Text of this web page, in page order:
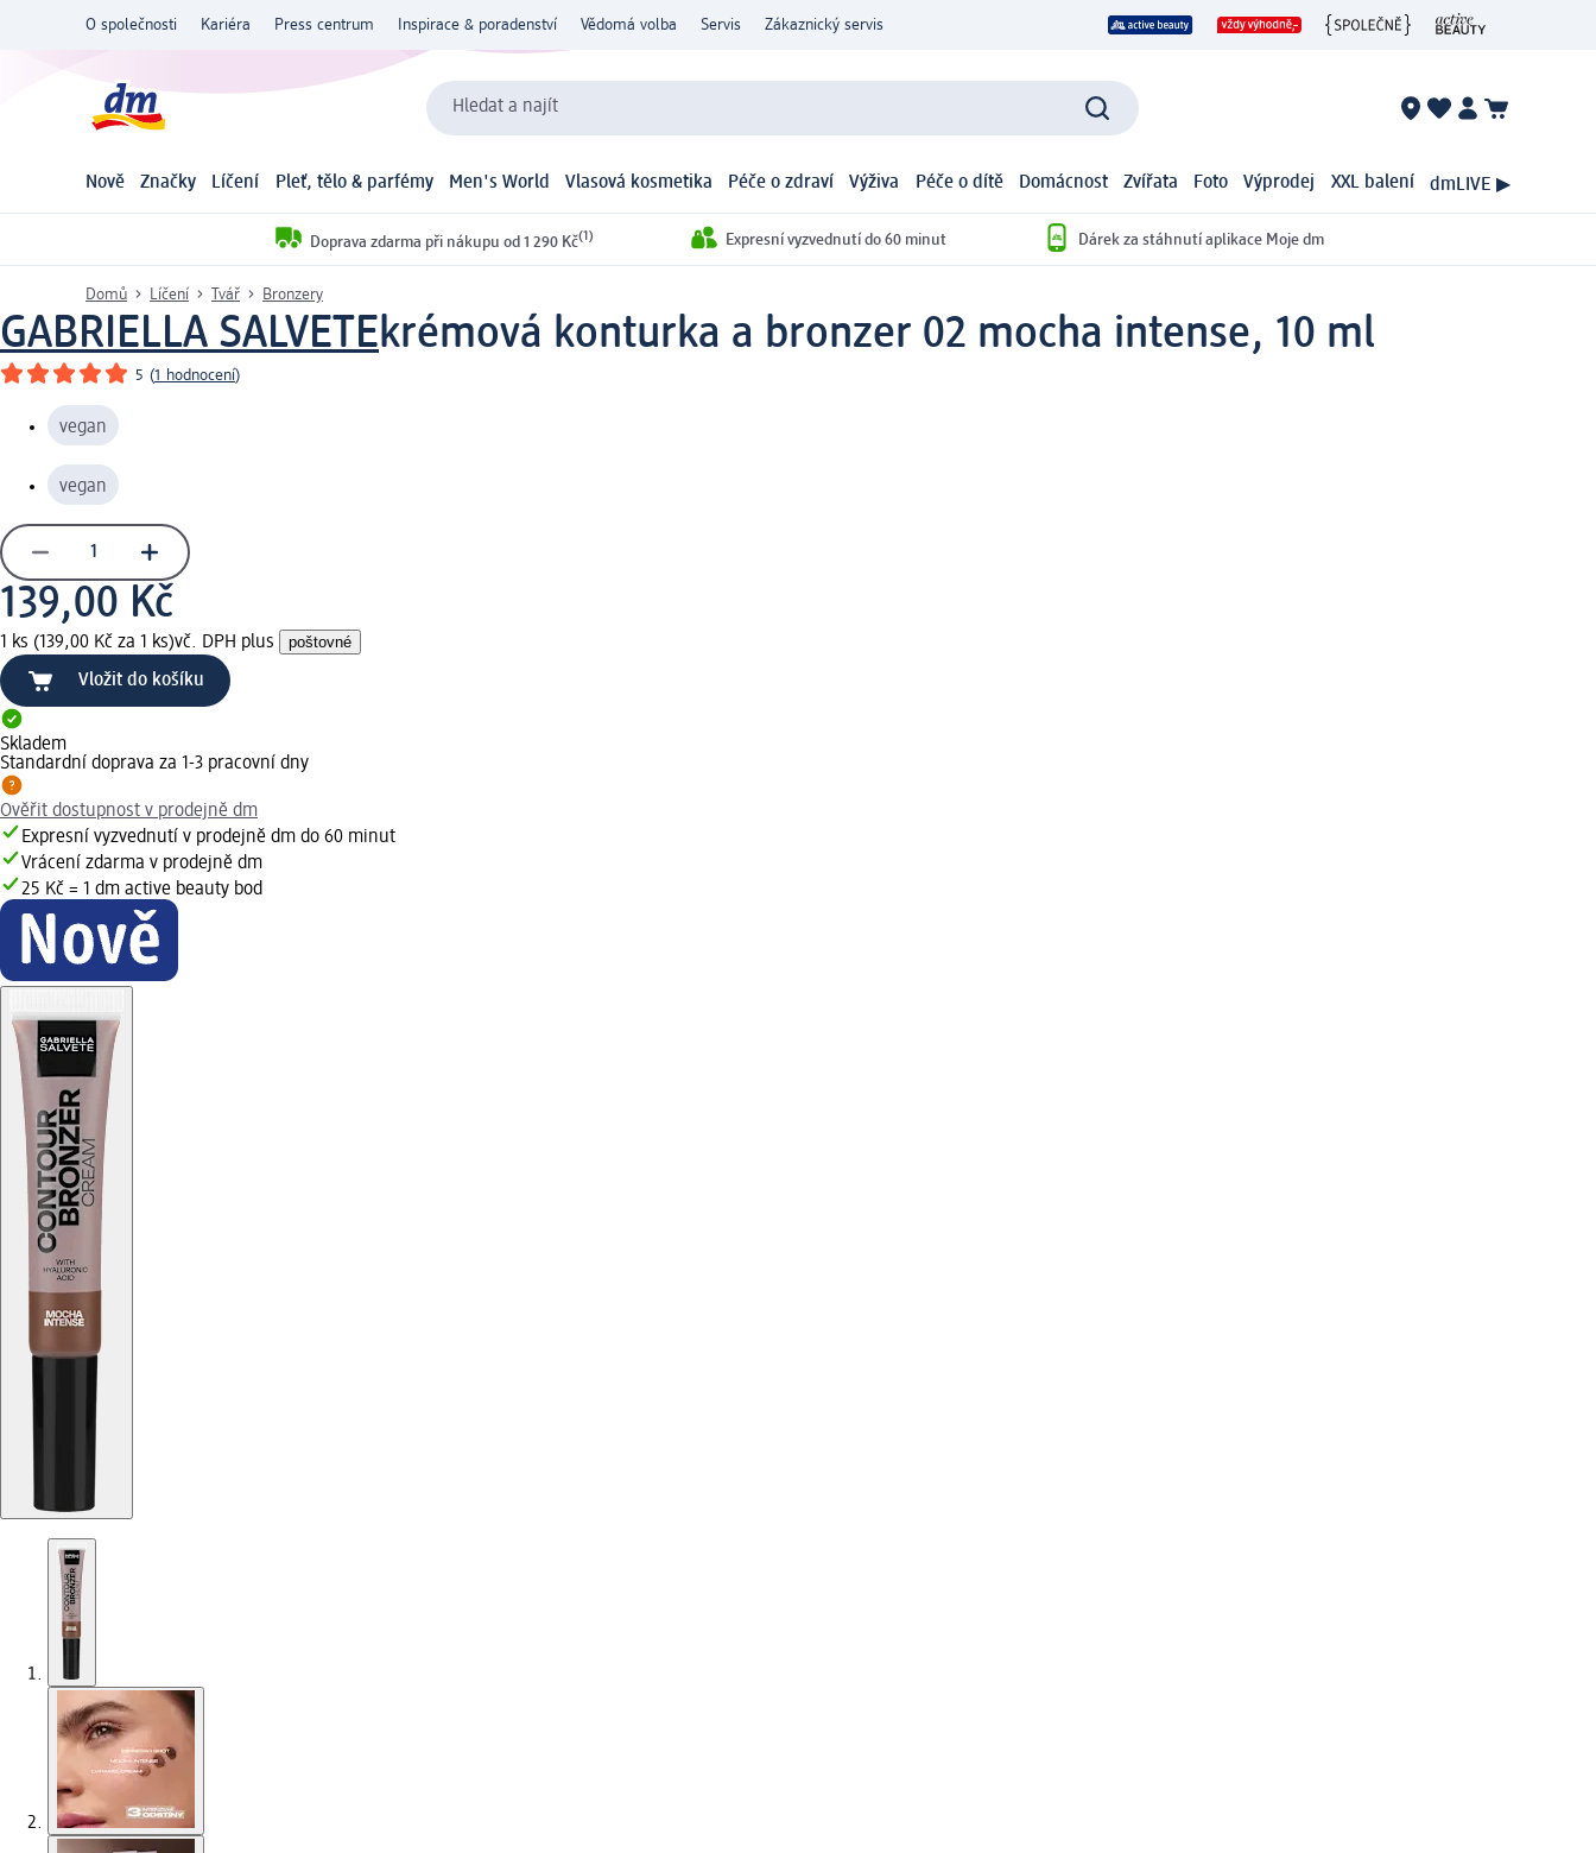
O společnosti Kariéra Press centrum Inspirace & poradenství Vědomá volba Servis Zákaznický servis
Hledat a najít
Nově Značky Líčení Pleť, tělo & parfémy Men's World Vlasová kosmetika Péče o zdraví Výživa Péče o dítě Domácnost Zvířata Foto Výprodej XXL balení dmLIVE ▶
Doprava zdarma při nákupu od 1 290 Kč(1) Expresní vyzvednutí do 60 minut Dárek za stáhnutí aplikace Moje dm
Domů Líčení Tvář Bronzery
GABRIELLA SALVETEkrémová konturka a bronzer 02 mocha intense, 10 ml
5 (1 hodnocení)
vegan
vegan
139,00 Kč
1 ks (139,00 Kč za 1 ks)vč. DPH plus poštovné
Vložit do košíku
Skladem
Standardní doprava za 1-3 pracovní dny
Ověřit dostupnost v prodejně dm
Expresní vyzvednutí v prodejně dm do 60 minut
Vrácení zdarma v prodejně dm
25 Kč = 1 dm active beauty bod